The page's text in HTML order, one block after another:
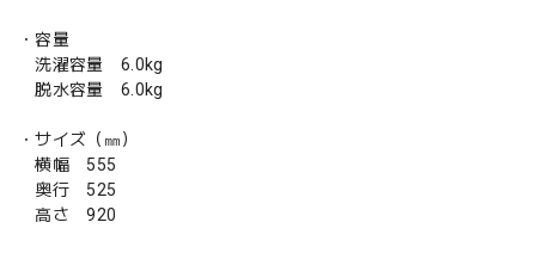
・容量
洗濯容量 6.0kg
脱水容量 6.0kg
・サイズ（㎜）
横幅 555
奥行 525
高さ 920